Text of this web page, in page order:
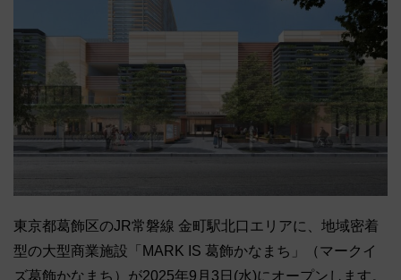
東京都葛飾区のJR常磐線 金町駅北口エリアに、地域密着
型の大型商業施設「MARK IS 葛飾かなまち」（マークイ
ズ葛飾かなまち）が2025年9月3日(水)にオープンします。